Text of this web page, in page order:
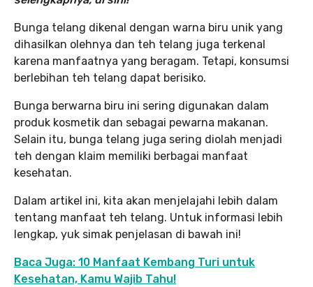
Bunga telang dikenal dengan warna biru unik yang
dihasilkan olehnya dan teh telang juga terkenal
karena manfaatnya yang beragam. Tetapi, konsumsi
berlebihan teh telang dapat berisiko.
Bunga berwarna biru ini sering digunakan dalam
produk kosmetik dan sebagai pewarna makanan.
Selain itu, bunga telang juga sering diolah menjadi
teh dengan klaim memiliki berbagai manfaat
kesehatan.
Dalam artikel ini, kita akan menjelajahi lebih dalam
tentang manfaat teh telang. Untuk informasi lebih
lengkap, yuk simak penjelasan di bawah ini!
Baca Juga: 10 Manfaat Kembang Turi untuk
Kesehatan, Kamu Wajib Tahu!